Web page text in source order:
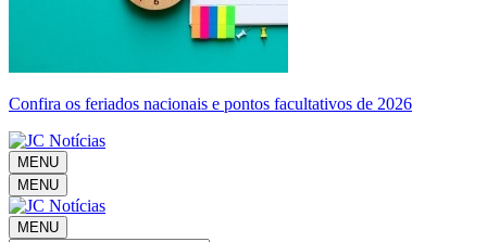
Confira os feriados nacionais e pontos facultativos de 2026
MENU
MENU
MENU